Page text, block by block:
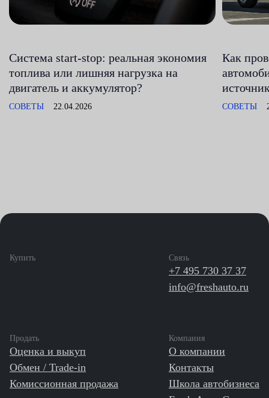
Система start-stop: реальная экономия
топлива или лишняя нагрузка на
двигатель и аккумулятор?
СОВЕТЫ 22.04.2026
Как
СОВЕТЫ
Купить
Продать
Оценка и выкуп
Обмен / Trade-in
Комиссионная продажа
Компания
О компании
Контакты
Школа автобизнеса
Связь
+7 495 730 37 37
info@freshauto.ru